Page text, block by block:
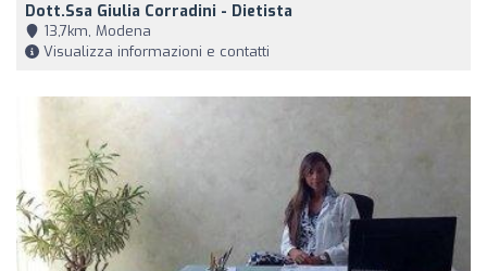
Dott.ssa Giulia Corradini - Dietista
13,7km, Modena
Visualizza informazioni e contatti